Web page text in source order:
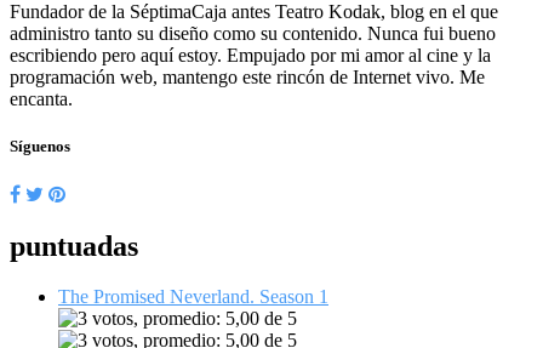
Fundador de la SéptimaCaja antes Teatro Kodak, blog en el que
administro tanto su diseño como su contenido. Nunca fui bueno
escribiendo pero aquí estoy. Empujado por mi amor al cine y la
programación web, mantengo este rincón de Internet vivo. Me
encanta.
Síguenos
puntuadas
The Promised Neverland. Season 1